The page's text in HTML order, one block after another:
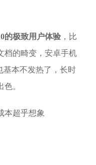
的极致用户体验 ，比
档的畸变，安卓手机
基本不发热了，长时
。